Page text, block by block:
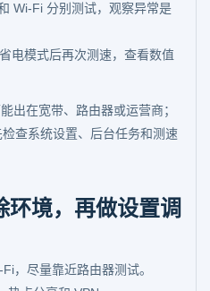
Wi-Fi 分别测试，观察异常是
电模式后再次测速，查看数值
出在宽带、路由器或运营商；
查系统设置、后台任务和测速
环境，再做设置调
，尽量靠近路由器测试。